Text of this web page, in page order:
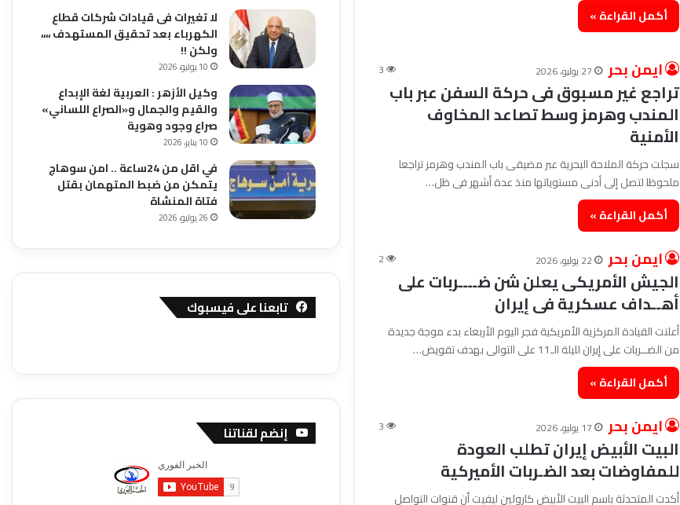
أكمل القراءة »
ايمن بحر 27 يوليو، 2026 3
تراجع غير مسبوق فى حركة السفن عبر باب
المندب وهرمز وسط تصاعد المخاوف
الأمنية
سجلت حركة الملاحة البحرية عبر مضيقى باب المندب وهرمز تراجعا
ملحوظا لتصل إلى أدنى مستوياتها منذ عدة أشهر فى ظل…
أكمل القراءة »
ايمن بحر 22 يوليو، 2026 2
الجيش الأمريكى يعلن شن ضــــربات على
أهــداف عسكرية فى إيران
أعلنت القيادة المركزية الأمريكية فجر اليوم الأربعاء بدء موجة جديدة
من الضــربات على إيران لليلة الـ11 على التوالى بهدف تقويض…
أكمل القراءة »
ايمن بحر 17 يوليو، 2026 3
البيت الأبيض إيران تطلب العودة
للمفاوضات بعد الضـربات الأميركية
أكدت المتحدثة باسم البيت الأبيض كارولين ليفيت أن قنوات التواصل
لا تغيرات فى قيادات شركات قطاع
الكهرباء بعد تحقيق المستهدف ،،،،
ولكن !!
10 يوليو، 2026
وكيل الأزهر : العربية لغة الإبداع
والقيم والجمال و«الصراع اللساني»
صراع وجود وهوية
10 يناير، 2026
في اقل من 24ساعة .. امن سوهاج
يتمكن من ضبط المتهمان بقتل
فتاة المنشاة
26 يوليو، 2026
تابعنا على فيسبوك
إنضم لقناتنا